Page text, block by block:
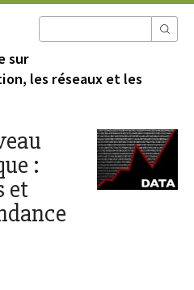
sur
les réseaux et les
:
et